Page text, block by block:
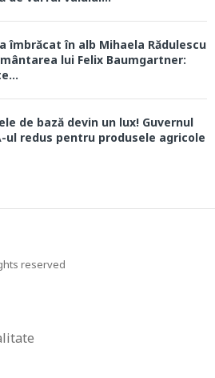
îmbrăcat în alb Mihaela Rădulescu
lui Felix Baumgartner:
de bază devin un lux! Guvernul
ul redus pentru produsele agricole
reserved